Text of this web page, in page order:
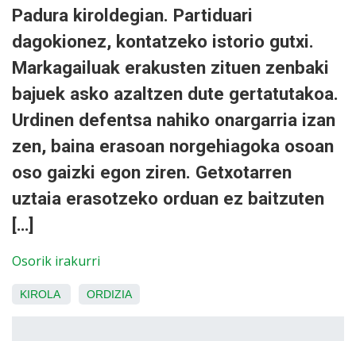
Padura kiroldegian. Partiduari
dagokionez, kontatzeko istorio gutxi.
Markagailuak erakusten zituen zenbaki
bajuek asko azaltzen dute gertatutakoa.
Urdinen defentsa nahiko onargarria izan
zen, baina erasoan norgehiagoka osoan
oso gaizki egon ziren. Getxotarren
uztaia erasotzeko orduan ez baitzuten
[…]
Osorik irakurri
KIROLA ORDIZIA